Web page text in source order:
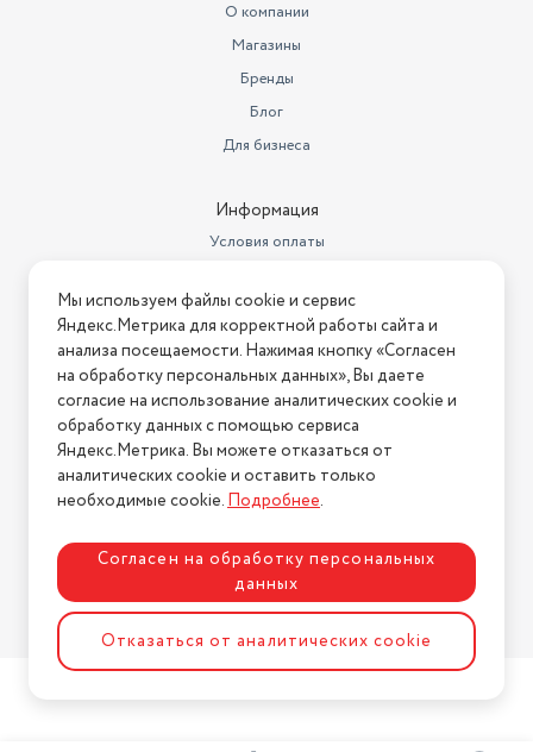
О компании
Магазины
Бренды
Блог
Для бизнеса
Информация
Условия оплаты
Условия возврата
Нашли ошибку на сайте? Напишите нам
2026 © Интернет-магазин "АстМаркет". У нас есть всё!
Политика конфиденциальности
Разработка сайтаASTDESIGN
Мы используем файлы cookie и сервис
Яндекс.Метрика для корректной работы сайта и
анализа посещаемости. Нажимая кнопку «Согласен
на обработку персональных данных», Вы даете
согласие на использование аналитических cookie и
обработку данных с помощью сервиса
Яндекс.Метрика. Вы можете отказаться от
аналитических cookie и оставить только
необходимые cookie.Подробнее.
Согласен на обработку персональных
данных
Отказаться от аналитических cookie